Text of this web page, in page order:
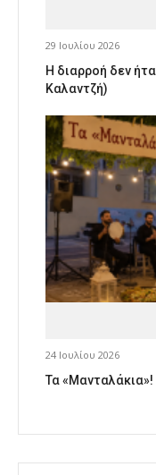
29 Ιουλίου 2026
Η διαρροή δεν
Καλαντζή)
24 Ιουλίου 2026
Τα «Μανταλάκια»!